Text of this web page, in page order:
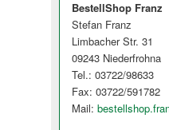
BestellShop Franz
Stefan Franz
Limbacher Str. 31
09243 Niederfrohna
Tel.: 03722/98633
Fax: 03722/591782
Mail: